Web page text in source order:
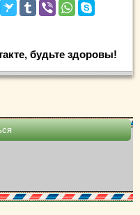
будьте здоровы!